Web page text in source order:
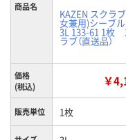
商品名
KAZEN スクラ
女兼用)シーブ
3L 133-61 1枚
ラブ（直送品）
価格
(税込)
￥
販売単位 1枚